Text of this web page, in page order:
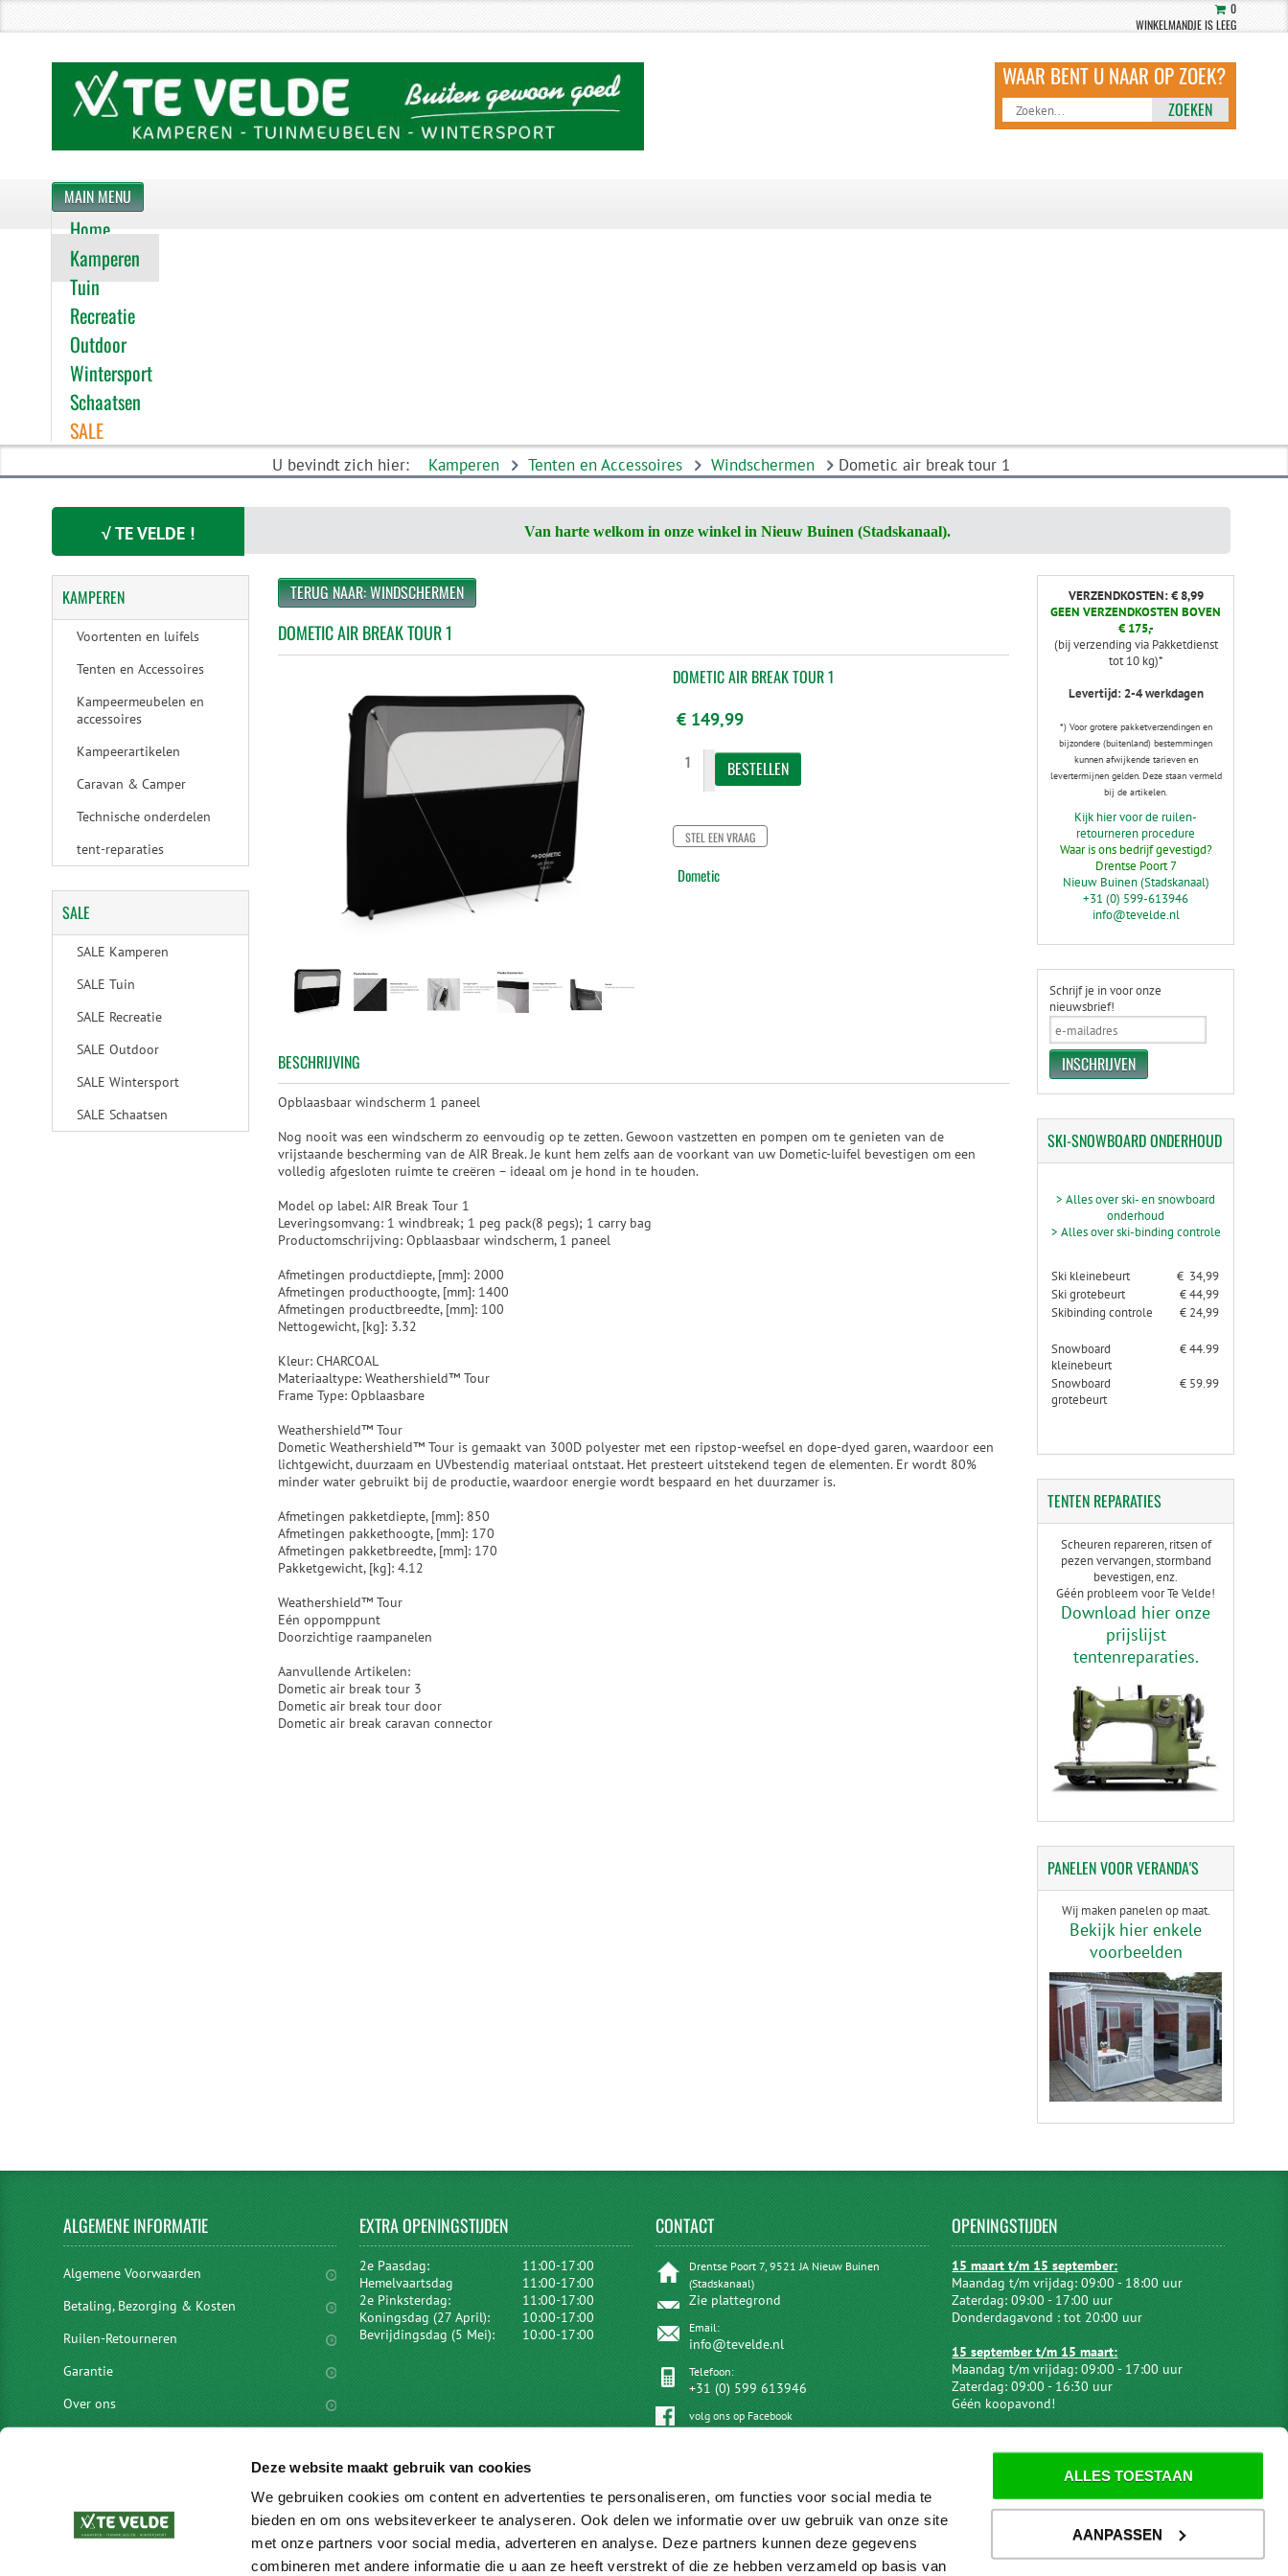
Deze website maakt gebruik van cookies
We gebruiken cookies om content en advertenties te personaliseren, om functies voor social media te
bieden en om ons websiteverkeer te analyseren. Ook delen we informatie over uw gebruik van onze site
met onze partners voor social media, adverteren en analyse. Deze partners kunnen deze gegevens
combineren met andere informatie die u aan ze heeft verstrekt of die ze hebben verzameld op basis van
ALLES TOESTAAN
AANPASSEN
0
WINKELMANDJE IS LEEG
ZOEKEN
MAIN MENU
Home
Kamperen
Tuin
Recreatie
Outdoor
Wintersport
Schaatsen
SALE
U bevindt zich hier: Kamperen Tenten en Accessoires Windschermen Dometic air break tour 1
√ TE VELDE ! Van harte welkom in onze winkel in Nieuw Buinen (Stadskanaal).
TERUG NAAR: WINDSCHERMEN
DOMETIC AIR BREAK TOUR 1
DOMETIC AIR BREAK TOUR 1
€ 149,99
STEL EEN VRAAG
Dometic
BESCHRIJVING
Opblaasbaar windscherm 1 paneel
Nog nooit was een windscherm zo eenvoudig op te zetten. Gewoon vastzetten en pompen om te genieten van de
vrijstaande bescherming van de AIR Break. Je kunt hem zelfs aan de voorkant van uw Dometic-luifel bevestigen om een
volledig afgesloten ruimte te creëren – ideaal om je hond in te houden.
Model op label: AIR Break Tour 1
Leveringsomvang: 1 windbreak; 1 peg pack(8 pegs); 1 carry bag
Productomschrijving: Opblaasbaar windscherm, 1 paneel
Afmetingen productdiepte, [mm]: 2000
Afmetingen producthoogte, [mm]: 1400
Afmetingen productbreedte, [mm]: 100
Nettogewicht, [kg]: 3.32
Kleur: CHARCOAL
Materiaaltype: Weathershield™ Tour
Frame Type: Opblaasbare
Weathershield™ Tour
Dometic Weathershield™ Tour is gemaakt van 300D polyester met een ripstop-weefsel en dope-dyed garen, waardoor een
lichtgewicht, duurzaam en UVbestendig materiaal ontstaat. Het presteert uitstekend tegen de elementen. Er wordt 80%
minder water gebruikt bij de productie, waardoor energie wordt bespaard en het duurzamer is.
Afmetingen pakketdiepte, [mm]: 850
Afmetingen pakkethoogte, [mm]: 170
Afmetingen pakketbreedte, [mm]: 170
Pakketgewicht, [kg]: 4.12
Weathershield™ Tour
Eén oppomppunt
Doorzichtige raampanelen
Aanvullende Artikelen:
Dometic air break tour 3
Dometic air break tour door
Dometic air break caravan connector
KAMPEREN
Voortenten en luifels
Tenten en Accessoires
Kampeermeubelen en
accessoires
Kampeerartikelen
Caravan & Camper
Technische onderdelen
tent-reparaties
SALE
SALE Kamperen
SALE Tuin
SALE Recreatie
SALE Outdoor
SALE Wintersport
SALE Schaatsen
VERZENDKOSTEN: € 8,99
GEEN VERZENDKOSTEN BOVEN
€ 175,-
(bij verzending via Pakketdienst
tot 10 kg)*
Levertijd: 2-4 werkdagen
*) Voor grotere pakketverzendingen en
bijzondere (buitenland) bestemmingen
kunnen afwijkende tarieven en
levertermijnen gelden. Deze staan vermeld
bij de artikelen.
Kijk hier voor de ruilen-
retourneren procedure
Waar is ons bedrijf gevestigd?
Drentse Poort 7
Nieuw Buinen (Stadskanaal)
+31 (0) 599-613946
info@tevelde.nl
Schrijf je in voor onze
nieuwsbrief!
SKI-SNOWBOARDONDERHOUD
> Alles over ski- en snowboard
onderhoud
> Alles over ski-binding controle
Ski kleinebeurt
€ 34,99
Ski grotebeurt
€ 44,99
Skibinding controle
€ 24,99
Snowboard
kleinebeurt
€ 44.99
Snowboard
grotebeurt
€ 59.99
TENTEN REPARATIES
Scheuren repareren, ritsen of
pezen vervangen, stormband
bevestigen, enz.
Géén probleem voor Te Velde!
Download hier onze
prijslijst
tentenreparaties.
PANELENVOOR VERANDA'S
Wij maken panelen op maat.
Bekijk hier enkele
voorbeelden
ALGEMENEINFORMATIE
Algemene Voorwaarden
Betaling, Bezorging & Kosten
Ruilen-Retourneren
Garantie
Over ons
vacatures
EXTRAOPENINGSTIJDEN
2e Paasdag:
11:00-17:00
Hemelvaartsdag
11:00-17:00
2e Pinksterdag:
11:00-17:00
Koningsdag (27 April):
10:00-17:00
Bevrijdingsdag (5 Mei):
10:00-17:00
CONTACT
Drentse Poort 7, 9521 JA Nieuw Buinen
(Stadskanaal)
Zie plattegrond
Email:
info@tevelde.nl
Telefoon:
+31 (0) 599 613946
volg ons op Facebook
OPENINGSTIJDEN
15 maart t/m 15 september:
Maandag t/m vrijdag: 09:00 - 18:00 uur
Zaterdag: 09:00 - 17:00 uur
Donderdagavond : tot 20:00 uur
15 september t/m 15 maart:
Maandag t/m vrijdag: 09:00 - 17:00 uur
Zaterdag: 09:00 - 16:30 uur
Géén koopavond!